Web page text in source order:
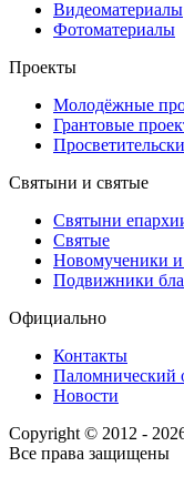
Видеоматериалы
Фотоматериалы
Проекты
Молодёжные
Грантовые
Святыни и святые
Святыни
Святые
Новомученики и
Подвижники
Официально
Контакты
Паломнический
Новости
Copyright © 2012 -
Все права защищены